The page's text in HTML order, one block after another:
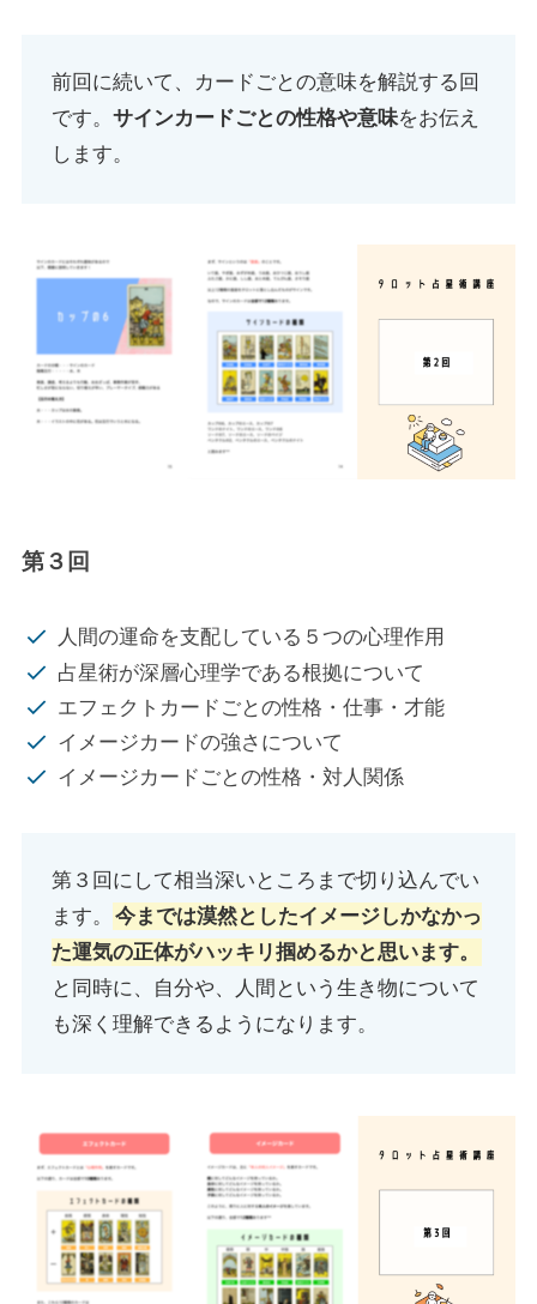
前回に続いて、カードごとの意味を解説する回
です。サインカードごとの性格や意味をお伝え
します。
第３回
人間の運命を支配している５つの心理作用
占星術が深層心理学である根拠について
エフェクトカードごとの性格・仕事・才能
イメージカードの強さについて
イメージカードごとの性格・対人関係
第３回にして相当深いところまで切り込んでい
ます。
今までは漠然としたイメージしかなかっ
た運気の正体がハッキリ掴めるかと思います。
と同時に、自分や、人間という生き物について
も深く理解できるようになります。